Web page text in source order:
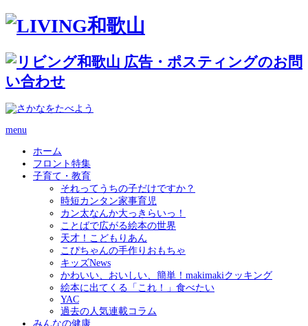
menu
ホーム
フロント特集
子育て・教育
それってうちの子だけですか？
時短カンタン家事育児
カン太なんか大っきらいっ！
ことばで広がる絵本の世界
天才！こどもりあん
こぴちゃんの手作りおもちゃ
キッズNews
かわいい、おいしい、簡単！makimakiクッキング
絵本に出てくる「これ！」食べたい
YAC
過去の人気連載コラム
みんなの健康